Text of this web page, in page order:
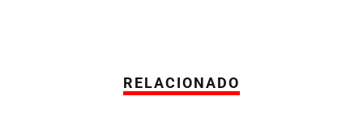
RELACIONADO